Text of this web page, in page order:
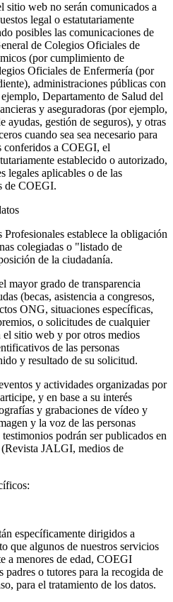
sitio web no serán comunicados a
legal o estatutariamente
posibles las comunicaciones de
de Colegios Oficiales de
(por cumplimiento de
Oficiales de Enfermería (por
administraciones públicas con
Departamento de Salud del
y aseguradoras (por ejemplo,
ayudas, gestión de seguros), y otras
cuando sea sea necesario para
conferidos a COEGI, el
establecido o autorizado,
legales aplicables o de las
de COEGI.
establece la obligación
colegiadas o "listado de
de la ciudadanía.
mayor grado de transparencia
(becas, asistencia a congresos,
ONG, situaciones específicas,
o solicitudes de cualquier
sitio web y por otros medios
de las personas
y resultado de su solicitud.
y actividades organizadas por
y en base a su interés
y grabaciones de vídeo y
y la voz de las personas
podrán ser publicados en
JALGI, medios de
específicamente dirigidos a
que algunos de nuestros servicios
a menores de edad, COEGI
o tutores para la recogida de
para el tratamiento de los datos.